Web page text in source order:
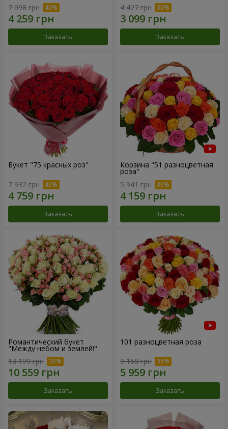
7 098 грн
Заказать
4 427 грн
Заказать
Букет "75 красных роз"
7 932 грн
Заказать
Корзина "51 разноцветная
роза"
5 941 грн
Заказать
Романтический букет
"Между небом и землей!"
13 199 грн
Заказать
101 разноцветная роза
9 168 грн
Заказать